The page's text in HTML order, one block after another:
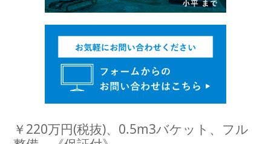
￥220万円(税抜)、0.5m3バケット、フル